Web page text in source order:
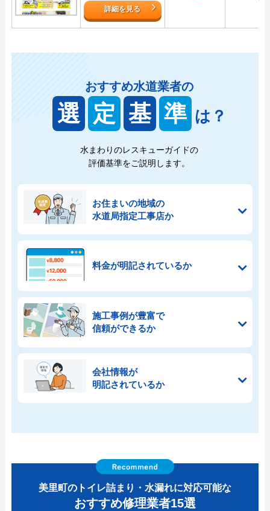
詳細を見る
おすすめ水道業者の
選 定 基 準 は？
水まわりのレスキューガイドの
評価基準をご説明します。
お住まいの地域の
水道局指定工事店か
料金が明記されているか
施工事例が豊富で
信頼ができるか
会社情報が
明記されているか
美里町のトイレ詰まり・水漏れに対応可能な
おすすめ修理業者15選